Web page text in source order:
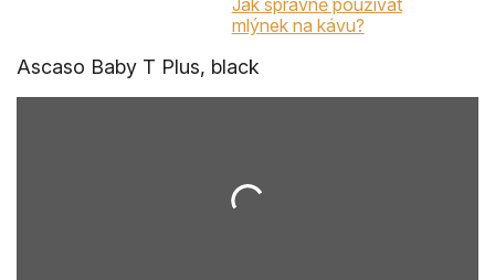
mlýnek na kávu?
Ascaso Baby T Plus, black